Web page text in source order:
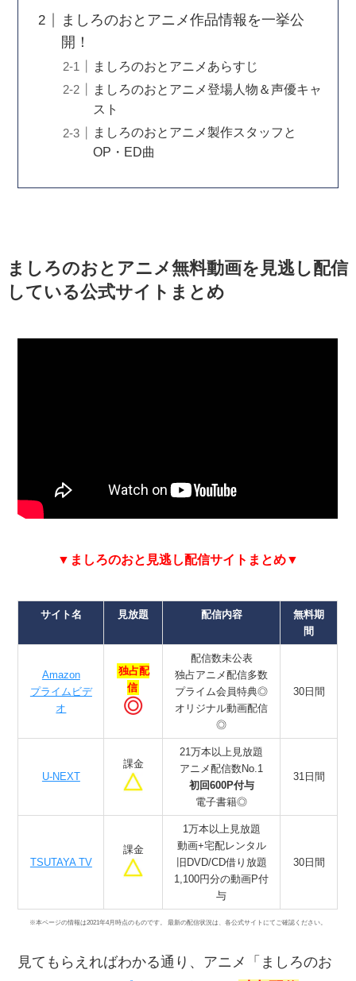
ましろのおとアニメ作品情報を一挙公
開！
ましろのおとアニメあらすじ
ましろのおとアニメ登場人物＆声優キャ
スト
ましろのおとアニメ製作スタッフと
OP・ED曲
ましろのおとアニメ無料動画を見逃し配信
している公式サイトまとめ
▼ましろのおと見逃し配信サイトまとめ▼
サイト名 見放題 配信内容
無料期
間
Amazon
プライムビデ
オ
独占配
信
配信数未公表
独占アニメ配信多数
プライム会員特典◎
オリジナル動画配信
◎
30日間
U-NEXT
課金
21万本以上見放題
アニメ配信数No.1
初回600P付与
電子書籍◎
31日間
TSUTAYA TV
課金
1万本以上見放題
動画+宅配レンタル
旧DVD/CD借り放題
1,100円分の動画P付
与
30日間
※本ページの情報は2021年4月時点のものです。 最新の配信状況は、各公式サイトにてご確認ください。
見てもらえればわかる通り、アニメ「ましろのお